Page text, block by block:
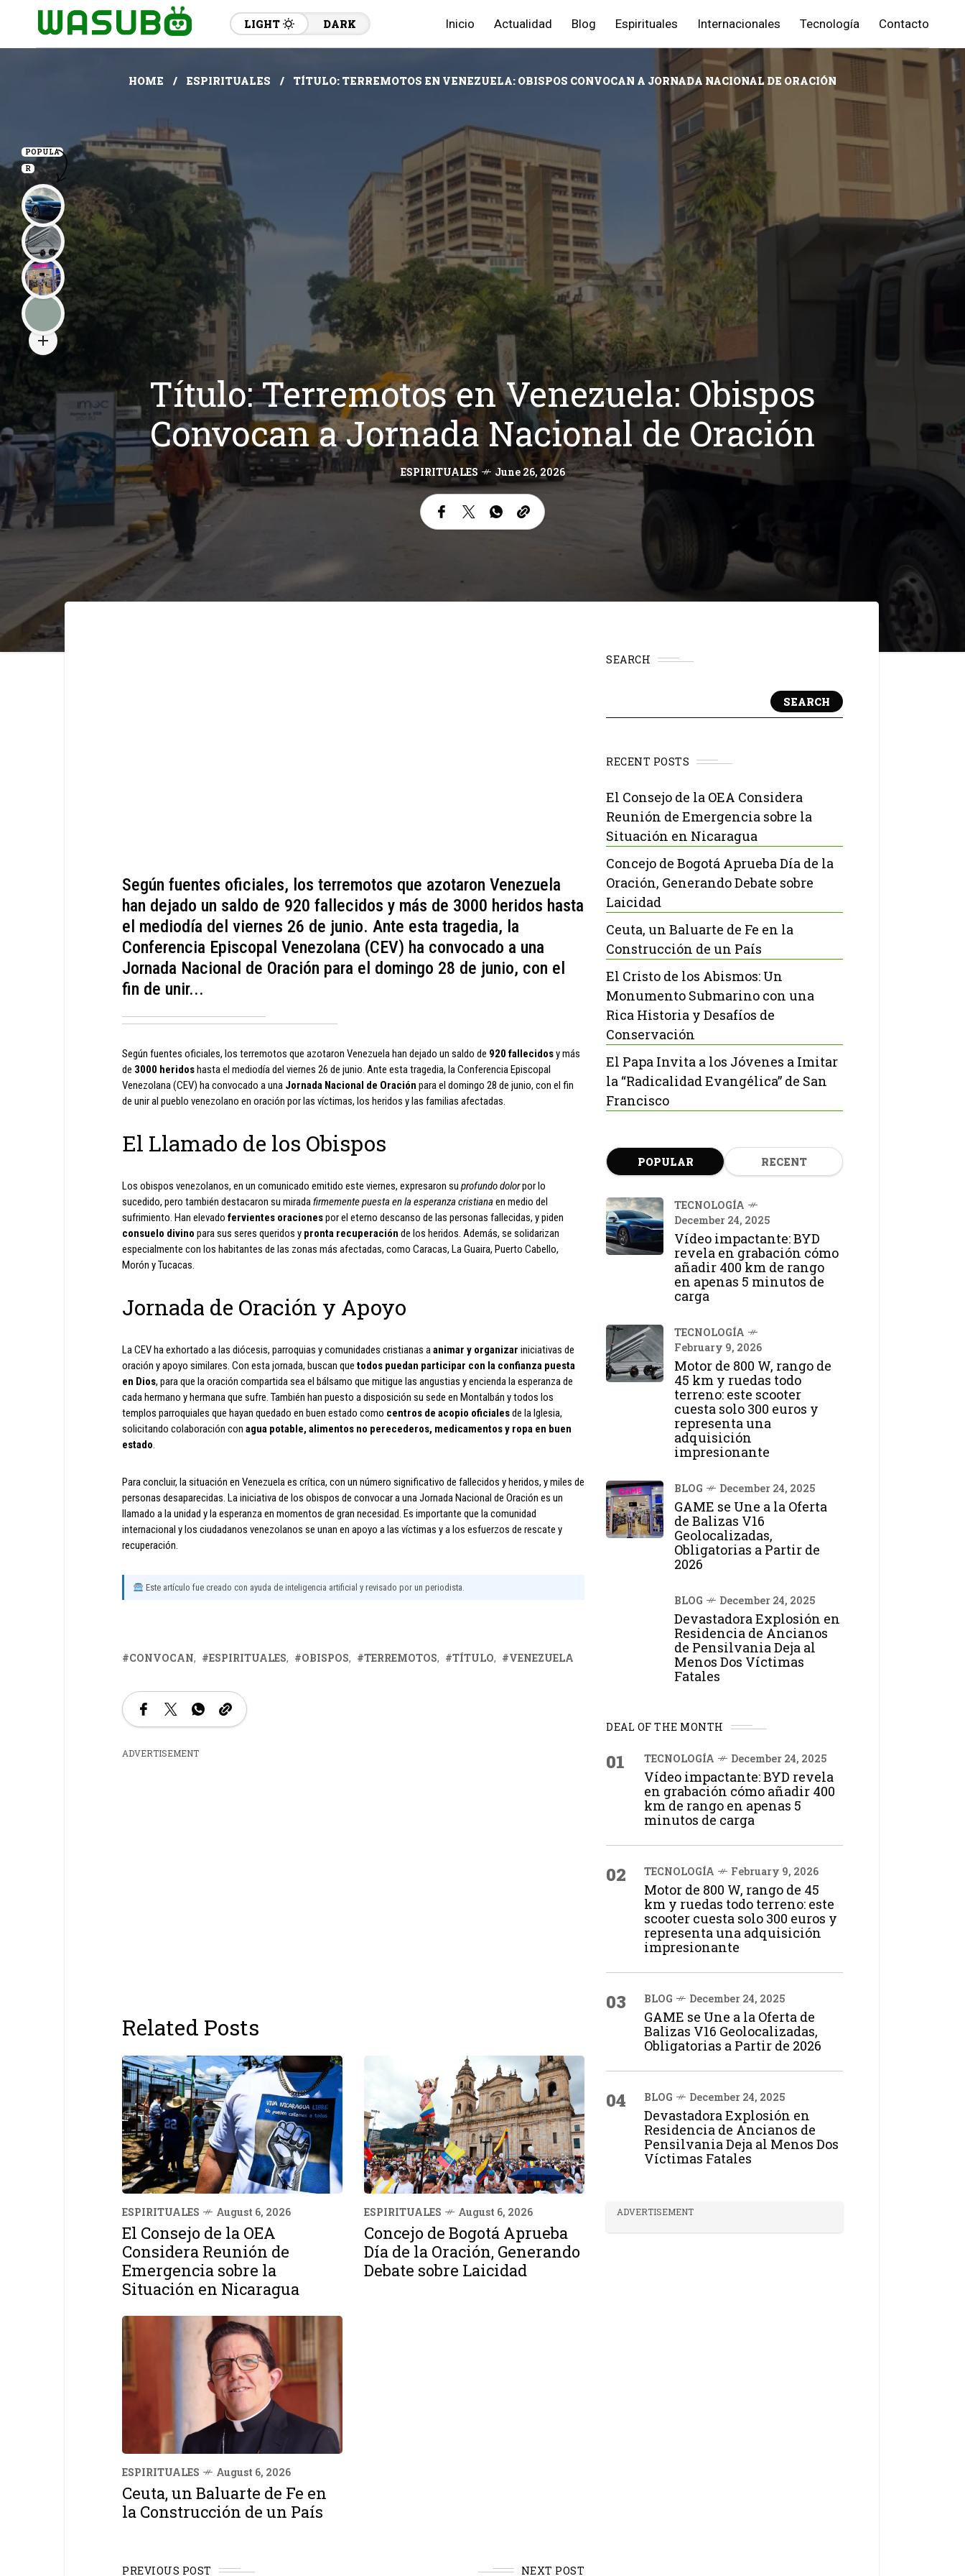
LIGHT DARK Inicio Actualidad Blog Espirituales Internacionales Tecnología Contacto
HOME ESPIRITUALES TÍTULO: TERREMOTOS EN VENEZUELA: OBISPOS CONVOCAN A JORNADA NACIONAL DE ORACIÓN
Título: Terremotos en Venezuela: Obispos
Convocan a Jornada Nacional de Oración
ESPIRITUALES June 26, 2026
Según fuentes oficiales, los terremotos que azotaron Venezuela
han dejado un saldo de 920 fallecidos y más de 3000 heridos hasta
el mediodía del viernes 26 de junio. Ante esta tragedia, la
Conferencia Episcopal Venezolana (CEV) ha convocado a una
Jornada Nacional de Oración para el domingo 28 de junio, con el
fin de unir...
Según fuentes oficiales, los terremotos que azotaron Venezuela han dejado un saldo de 920 fallecidosy más
de 3000 heridoshasta el mediodía del viernes 26 de junio. Ante esta tragedia, la Conferencia Episcopal
Venezolana (CEV) ha convocado a una Jornada Nacional de Oración para el domingo 28 de junio, con el fin
de unir al pueblo venezolano en oración por las víctimas, los heridos y las familias afectadas.
El Llamado de los Obispos
Los obispos venezolanos, en un comunicado emitido este viernes, expresaron su profundo dolorpor lo
sucedido, pero también destacaron su miradafirmemente puesta en la esperanza cristianaen medio del
sufrimiento. Han elevado fervientes oracionespor el eterno descanso de las personas fallecidas, y piden
consuelo divino para sus seres queridos y pronta recuperación de los heridos. Además, se solidarizan
especialmente con los habitantes de las zonas más afectadas, como Caracas, La Guaira, Puerto Cabello,
Morón y Tucacas.
Jornada de Oración y Apoyo
La CEV ha exhortado a las diócesis, parroquias y comunidades cristianas aanimar y organizar iniciativas de
oración y apoyo similares. Con esta jornada, buscan que todos puedan participar con la confianza puesta
en Dios, para que la oración compartida sea el bálsamo que mitigue las angustias y encienda la esperanza de
cada hermano y hermana que sufre. También han puesto a disposición su sede en Montalbán y todos los
templos parroquiales que hayan quedado en buen estado como centros de acopio oficialesde la Iglesia,
solicitando colaboración con agua potable, alimentos no perecederos, medicamentos y ropa en buen
estado.
Para concluir, la situación en Venezuela es crítica, con un número significativo de fallecidos y heridos, y miles de
personas desaparecidas. La iniciativa de los obispos de convocar a una Jornada Nacional de Oración es un
llamado a la unidad y la esperanza en momentos de gran necesidad. Es importante que la comunidad
internacional y los ciudadanos venezolanos se unan en apoyo a las víctimas y a los esfuerzos de rescate y
recuperación.
Este artículo fue creado con ayuda de inteligencia artificial y revisado por un periodista.
CONVOCAN ESPIRITUALES OBISPOS TERREMOTOS TÍTULO VENEZUELA
ADVERTISEMENT
Related Posts
ESPIRITUALES August 6, 2026
El Consejo de la OEA
Considera Reunión de
Emergencia sobre la
Situación en Nicaragua
ESPIRITUALES August 6, 2026
Concejo de Bogotá Aprueba
Día de la Oración, Generando
Debate sobre Laicidad
ESPIRITUALES August 6, 2026
Ceuta, un Baluarte de Fe en
la Construcción de un País
PREVIOUS POST NEXT POST
SEARCH
SEARCH
RECENT POSTS
El Consejo de la OEA Considera
Reunión de Emergencia sobre la
Situación en Nicaragua
Concejo de Bogotá Aprueba Día de la
Oración, Generando Debate sobre
Laicidad
Ceuta, un Baluarte de Fe en la
Construcción de un País
El Cristo de los Abismos: Un
Monumento Submarino con una
Rica Historia y Desafíos de
Conservación
El Papa Invita a los Jóvenes a Imitar
la “Radicalidad Evangélica” de San
Francisco
POPULAR RECENT
TECNOLOGÍA
December 24, 2025
Vídeo impactante: BYD
revela en grabación cómo
añadir 400 km de rango
en apenas 5 minutos de
carga
TECNOLOGÍA
February 9, 2026
Motor de 800 W, rango de
45 km y ruedas todo
terreno: este scooter
cuesta solo 300 euros y
representa una
adquisición
impresionante
BLOG December 24, 2025
GAME se Une a la Oferta
de Balizas V16
Geolocalizadas,
Obligatorias a Partir de
2026
BLOG December 24, 2025
Devastadora Explosión en
Residencia de Ancianos
de Pensilvania Deja al
Menos Dos Víctimas
Fatales
DEAL OF THE MONTH
01 TECNOLOGÍA December 24, 2025
Vídeo impactante: BYD revela
en grabación cómo añadir 400
km de rango en apenas 5
minutos de carga
02 TECNOLOGÍA February 9, 2026
Motor de 800 W, rango de 45
km y ruedas todo terreno: este
scooter cuesta solo 300 euros y
representa una adquisición
impresionante
03 BLOG December 24, 2025
GAME se Une a la Oferta de
Balizas V16 Geolocalizadas,
Obligatorias a Partir de 2026
04 BLOG December 24, 2025
Devastadora Explosión en
Residencia de Ancianos de
Pensilvania Deja al Menos Dos
Víctimas Fatales
ADVERTISEMENT
POPULA
R